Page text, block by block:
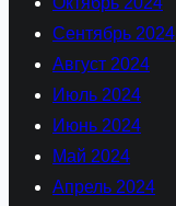
Сентябрь 2024
Август 2024
Июль 2024
Июнь 2024
Май 2024
Апрель 2024